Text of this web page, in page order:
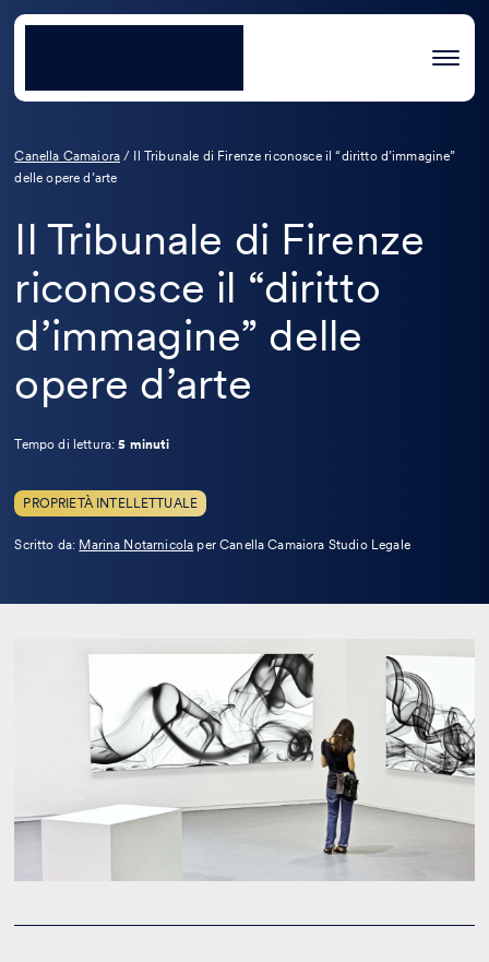
Canella Camaiora /
Il Tribunale di Firenze riconosce il “diritto d’immagine”
delle opere d’arte
Il Tribunale di Firenze
riconosce il “diritto
d’immagine” delle
opere d’arte
Tempo di lettura:5 minuti
PROPRIETÀ INTELLETTUALE
Scritto da: Marina NotarnicolaLeggi
per Canella Camaiora Studio Legale